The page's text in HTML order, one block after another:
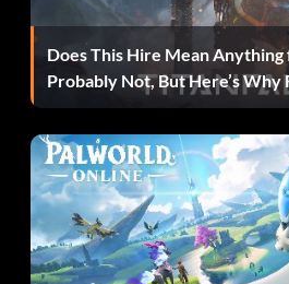
Does This Hire Mean
Probably Not, But Here’s Why